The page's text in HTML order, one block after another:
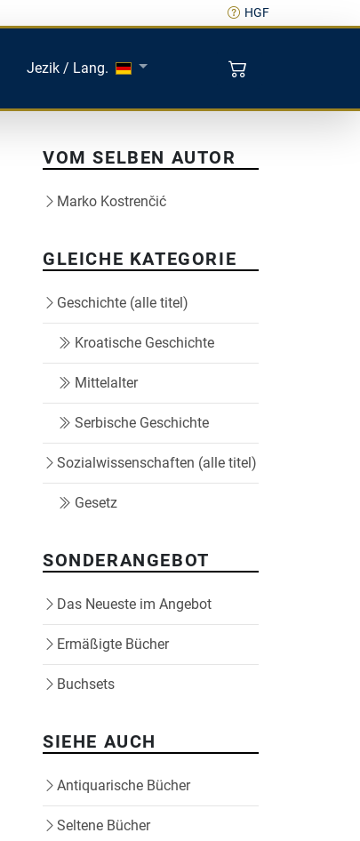
HGF
Jezik / Lang.
VOM SELBEN AUTOR
Marko Kostrenčić
GLEICHE KATEGORIE
Geschichte (alle titel)
Kroatische Geschichte
Mittelalter
Serbische Geschichte
Sozialwissenschaften (alle titel)
Gesetz
SONDERANGEBOT
Das Neueste im Angebot
Ermäßigte Bücher
Buchsets
SIEHE AUCH
Antiquarische Bücher
Seltene Bücher